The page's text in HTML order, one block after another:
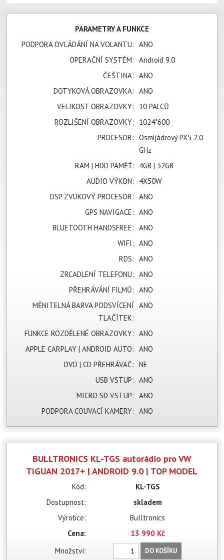
PARAMETRY A FUNKCE
PODPORA OVLÁDÁNÍ NA VOLANTU:
ANO
OPERAČNÍ SYSTÉM:
Android 9.0
ČEŠTINA:
ANO
DOTYKOVÁ OBRAZOVKA:
ANO
VELIKOST OBRAZOVKY:
10 PALCŮ
ROZLIŠENÍ OBRAZOVKY:
1024*600
PROCESOR:
Osmijádrový PX5 2.0
GHz
RAM | HDD PAMĚŤ:
4GB | 32GB
AUDIO VÝKON:
4X50W
DSP ZVUKOVÝ PROCESOR:
ANO
GPS NAVIGACE:
ANO
BLUETOOTH HANDSFREE:
ANO
WIFI:
ANO
RDS:
ANO
ZRCADLENÍ TELEFONU:
ANO
PŘEHRÁVÁNÍ FILMŮ:
ANO
MĚNITELNÁ BARVA PODSVÍCENÍ
TLAČÍTEK:
ANO
FUNKCE ROZDĚLENÉ OBRAZOVKY:
ANO
APPLE CARPLAY | ANDROID AUTO:
ANO
DVD | CD PŘEHRÁVAČ:
NE
USB VSTUP:
ANO
MICRO SD VSTUP:
ANO
PODPORA COUVACÍ KAMERY:
ANO
BULLTRONICS KL-TGS autorádio pro VW
TIGUAN 2017+ | ANDROID 9.0 | TOP MODEL
Kód:
KL-TGS
Dostupnost:
skladem
Výrobce:
Bulltronics
Cena:
13 990 Kč
Množství:
DO KOŠÍKU